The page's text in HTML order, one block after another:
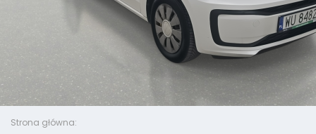
Strona główna: